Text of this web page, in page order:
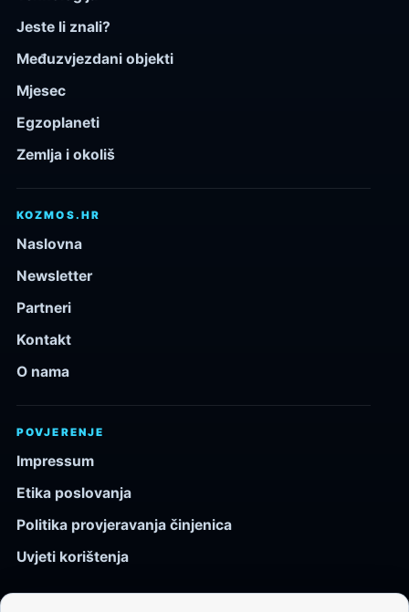
Jeste li znali?
Međuzvjezdani objekti
Mjesec
Egzoplaneti
Zemlja i okoliš
KOZMOS.HR
Naslovna
Newsletter
Partneri
Kontakt
O nama
POVJERENJE
Impressum
Etika poslovanja
Politika provjeravanja činjenica
Uvjeti korištenja